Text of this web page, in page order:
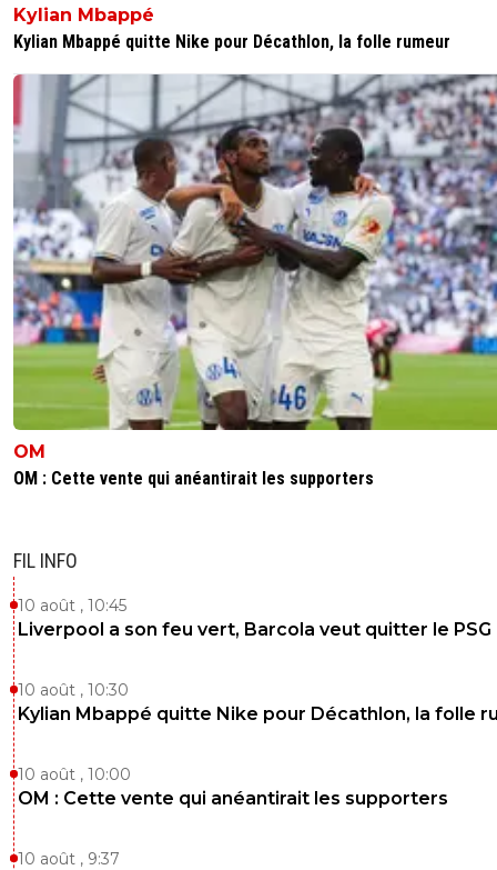
Kylian Mbappé
Kylian Mbappé quitte Nike pour Décathlon, la folle rumeur
OM
OM : Cette vente qui anéantirait les supporters
FIL INFO
10 août , 10:45
Liverpool a son feu vert, Barcola veut quitter le PSG
10 août , 10:30
Kylian Mbappé quitte Nike pour Décathlon, la folle
10 août , 10:00
OM : Cette vente qui anéantirait les supporters
10 août , 9:37